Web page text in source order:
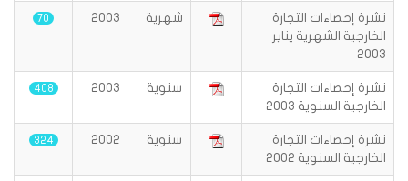
نشرة إحصاءات التجارة
الخارجية الشهرية يناير
2003
شهرية 2003
70
نشرة إحصاءات التجارة
الخارجية السنوية 2003
سنوية 2003
408
نشرة إحصاءات التجارة
الخارجية السنوية 2002
سنوية 2002
324